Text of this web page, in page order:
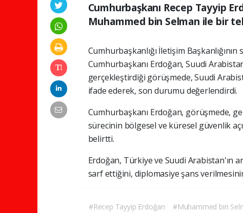
Cumhurbaşkanı Recep Tayyip
Muhammed bin Selman ile bir
Cumhurbaşkanlığı İletişim
Cumhurbaşkanı Erdoğan, Suudi
gerçekleştirdiği görüşmede, Suudi
ifade ederek, son durumu değerlendirdi.
Cumhurbaşkanı Erdoğan, görüşmede,
sürecinin bölgesel ve küresel güvenlik
belirtti.
Erdoğan, Türkiye ve Suudi Arabistan'ın
sarf ettiğini, diplomasiye şans
#Recep Tayyip Erdoğan #Muhammed bin